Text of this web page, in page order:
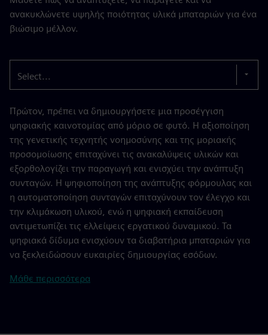
ανακυκλώνετε υψηλής ποιότητας υλικά μπαταριών για ένα
βιώσιμο μέλλον.
Select...
Πρώτον, πρέπει να δημιουργήσετε μια προσέγγιση
ψηφιακής καινοτομίας από μόριο σε φυτό. Η αξιοποίηση
της γενετικής τεχνητής νοημοσύνης και της μοριακής
προσομοίωσης επιταχύνει τις ανακαλύψεις υλικών και
εξορθολογίζει την παραγωγή και ενισχύει την ανάπτυξη
συνταγών. Η ψηφιοποίηση της ανάπτυξης φόρμουλας και
η αυτοματοποίηση συνταγών επιταχύνουν τον έλεγχο και
την κλιμάκωση υλικού, ενώ η ψηφιακή εκπαίδευση
αντιμετωπίζει τις ελλείψεις εργατικού δυναμικού. Τα
ψηφιακά δίδυμα ενισχύουν τα διαβατήρια μπαταριών για
να ξεκλειδώσουν ευκαιρίες δημιουργίας εσόδων.
Μάθε περισσότερα